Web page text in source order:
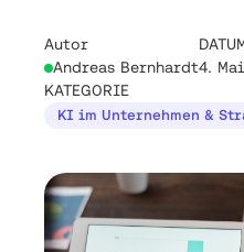
Autor
Andreas Bernhardt4.
KATEGORIE
KI im Unternehmen &